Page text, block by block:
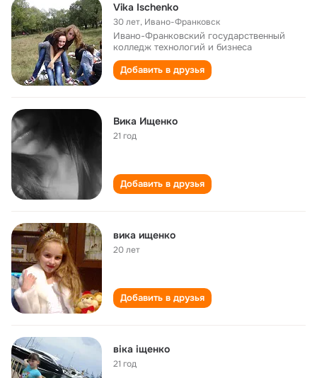
Vika Ischenko
30 лет, Ивано-Франковск
Ивано-Франковский государственный
колледж технологий и бизнеса
Добавить в друзья
Вика Ищенко
21 год
Добавить в друзья
вика ищенко
20 лет
Добавить в друзья
віка іщенко
21 год